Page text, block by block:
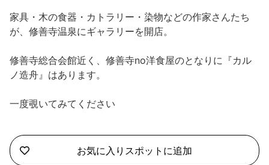
三島市
南伊豆町
函南町
西伊豆町
伊豆の国市
宿泊・予約
AIルートプランナー
アクセス
家具・木の食器・カトラリー・染物などの作家さんたち
が、修善寺温泉にギャラリーを開店。
修善寺総合会館近く、修善寺no洋食屋のとなりに『カル
ノ造舟』はあります。
一度覗いてみてください
お気に入りスポットに追加